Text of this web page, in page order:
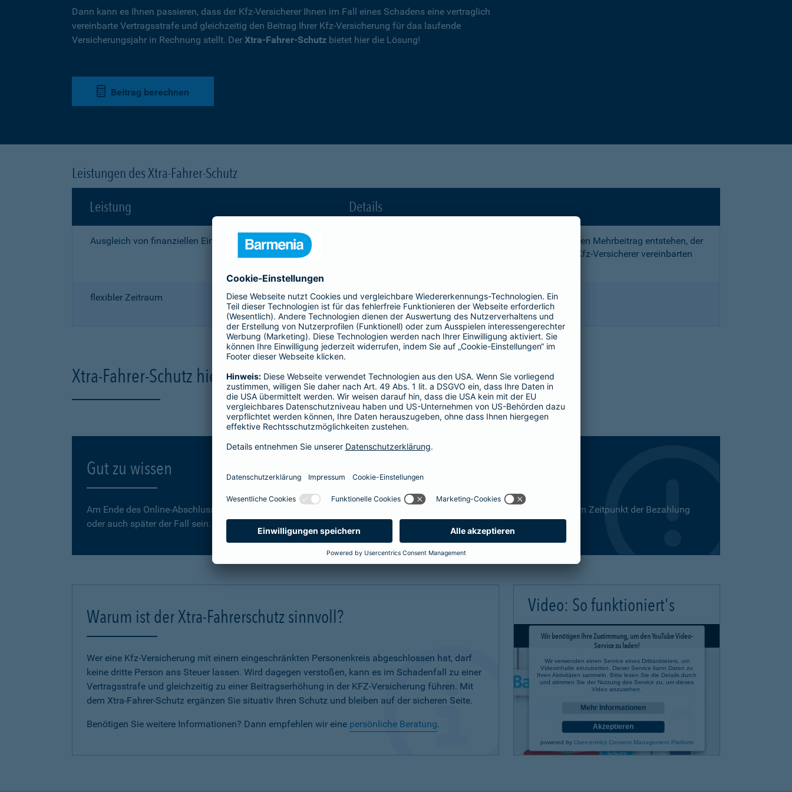
Dann kann es Ihnen passieren, dass der Kfz-Versicherer Ihnen im Fall eines Schadens eine vertraglich
vereinbarte Vertragsstrafe und gleichzeitig den Beitrag Ihrer Kfz-Versicherung für das laufende
Versicherungsjahr in Rechnung stellt. Der Xtra-Fahrer-Schutz bietet hier die Lösung!
Beitrag berechnen
Leistungen des Xtra-Fahrer-Schutz
Leistung
Details
Ausgleich von finanziellen Einbußen
die Ihnen nach einem Unfall durch die Vertragsstrafe und den Mehrbeitrag entstehen, der
Ihnen wegen einer unerlaubten Erweiterung des mit Ihrem Kfz-Versicherer vereinbarten
flexibler Zeitraum
1, 2 oder 3 Tage bzw.
1, 2 oder 3 Wochen
Xtra-Fahrer-Schutz hier online berechnen und direkt abschließen
Gut zu wissen
Am Ende des Online-Abschlusses können Sie selbst bestimmen, ab wann Ihr Xtra-Fahrer-Schutz gültig ist. Dies kann zum Zeitpunkt der Bezahlung
oder auch später der Fall sein.
Warum ist der Xtra-Fahrerschutz sinnvoll?
Wer eine Kfz-Versicherung mit einem eingeschränkten Personenkreis abgeschlossen hat, darf
keine dritte Person ans Steuer lassen. Wird dagegen verstoßen, kann es im Schadenfall zu einer
Vertragsstrafe und gleichzeitig zu einer Beitragserhöhung in der KFZ-Versicherung führen. Mit
dem Xtra-Fahrer-Schutz ergänzen Sie situativ Ihren Schutz und bleiben auf der sicheren Seite.
Benötigen Sie weitere Informationen? Dann empfehlen wir eine persönliche Beratung.
Video: So funktioniert's
Wir benötigen Ihre Zustimmung, um den YouTube Video-
Service zu laden!
Wir verwenden einen Service eines Drittanbieters, um
Videoinhalte einzubetten. Dieser Service kann Daten zu
Ihren Aktivitäten sammeln. Bitte lesen Sie die Details durch
und stimmen Sie der Nutzung des Service zu, um dieses
Video anzusehen.
Mehr Informationen
Akzeptieren
powered by Usercentrics Consent Management Platform